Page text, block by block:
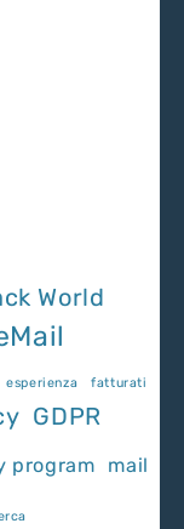
World
esperienza fatturati
GDPR
program mail